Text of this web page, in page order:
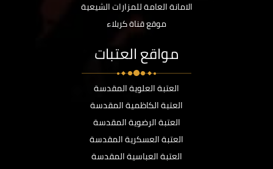
الامانة العامة للمزارات الشيعية
موقع قناة كربلاء
مواقع العتبات
العتبة العلوية المقدسة
العتبة الكاظمية المقدسة
العتبة الرضوية المقدسة
العتبة العسكرية المقدسة
العتبة العباسية المقدسة